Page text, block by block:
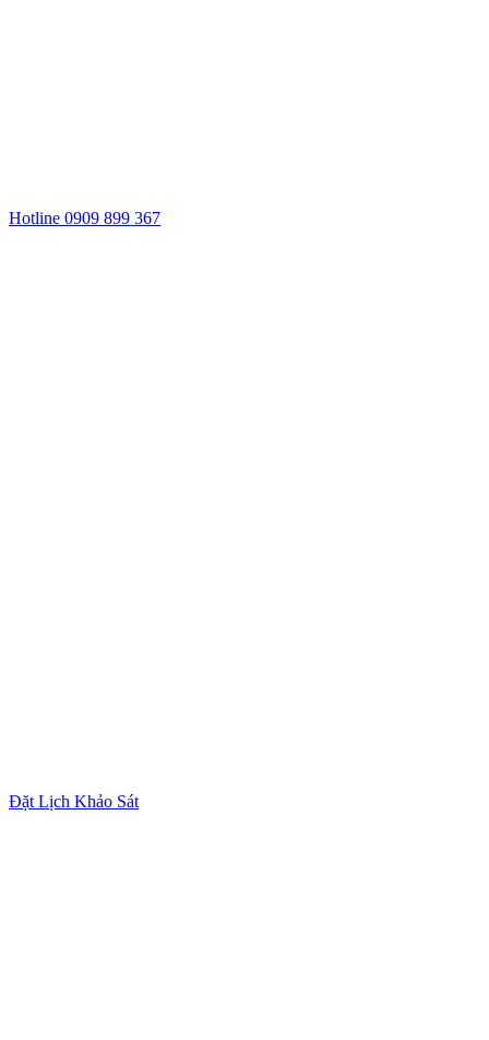
Hotline 0909 899 367
Đặt Lịch Khảo Sát